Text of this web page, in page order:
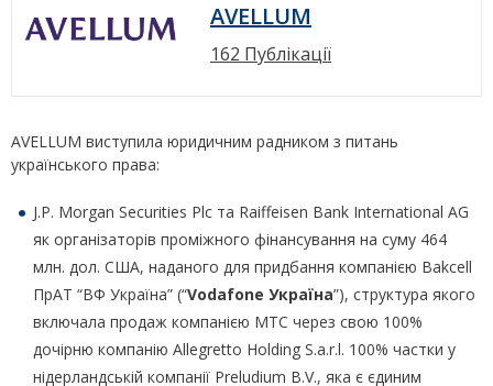
AVELLUM
162 Публікації
AVELLUM виступила юридичним радником з питань
українського права:
J.P. Morgan Securities Plc та Raiffeisen Bank International AG
як організаторів проміжного фінансування на суму 464
млн. дол. США, наданого для придбання компанією Bakcell
ПрАТ “ВФ Україна” (“Vodafone Україна”), структура якого
включала продаж компанією МТС через свою 100%
дочірню компанію Allegretto Holding S.a.r.l. 100% частки у
нідерландській компанії Preludium B.V., яка є єдиним